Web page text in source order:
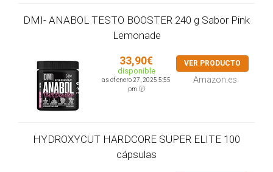
DMI- ANABOL TESTO BOOSTER 240 g Sabor Pink
Lemonade
33,90€
disponible
as of enero 27, 2025 5:55
pm
VER PRODUCTO
Amazon.es
HYDROXYCUT HARDCORE SUPER ELITE 100
cápsulas